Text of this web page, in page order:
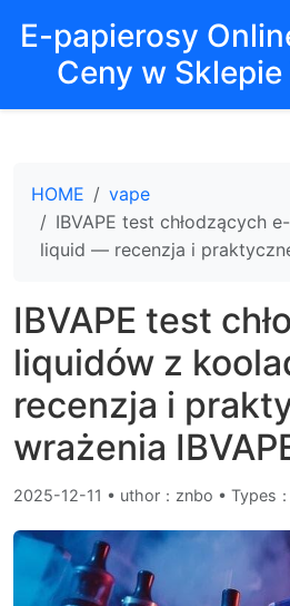
E-papierosy
Ceny w Sklepie
HOME
vape
IBVAPE test chłodzących
liquid — recenzja i
IBVAPE test
liquidów z
recenzja i
wrażenia
2025-12-11 • uthor：znbo • Types：